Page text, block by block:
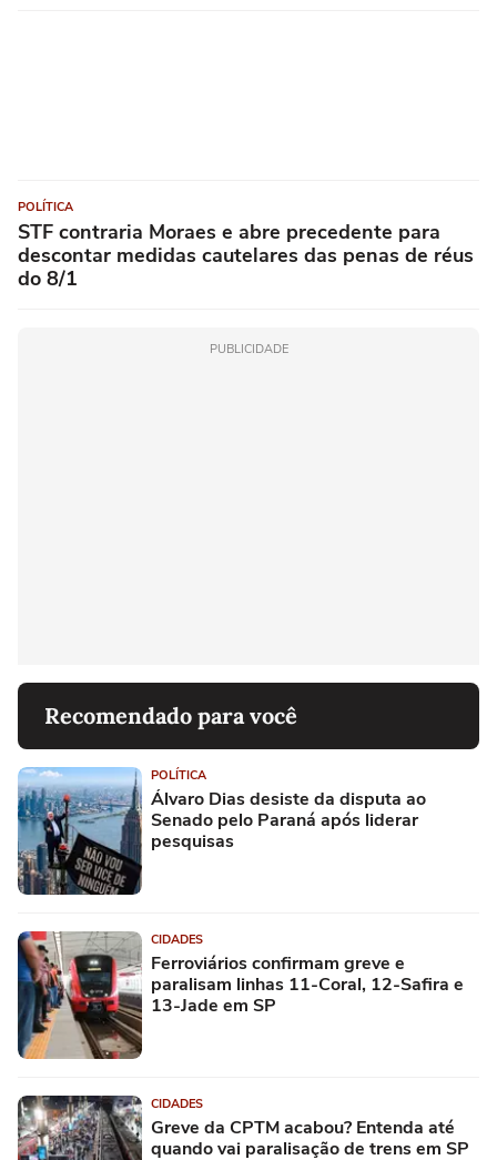
POLÍTICA
STF contraria Moraes e abre precedente para
descontar medidas cautelares das penas de réus
do 8/1
PUBLICIDADE
Recomendado para você
POLÍTICA
Álvaro Dias desiste da disputa ao
Senado pelo Paraná após liderar
pesquisas
CIDADES
Ferroviários confirmam greve e
paralisam linhas 11-Coral, 12-Safira e
13-Jade em SP
CIDADES
Greve da CPTM acabou? Entenda até
quando vai paralisação de trens em SP